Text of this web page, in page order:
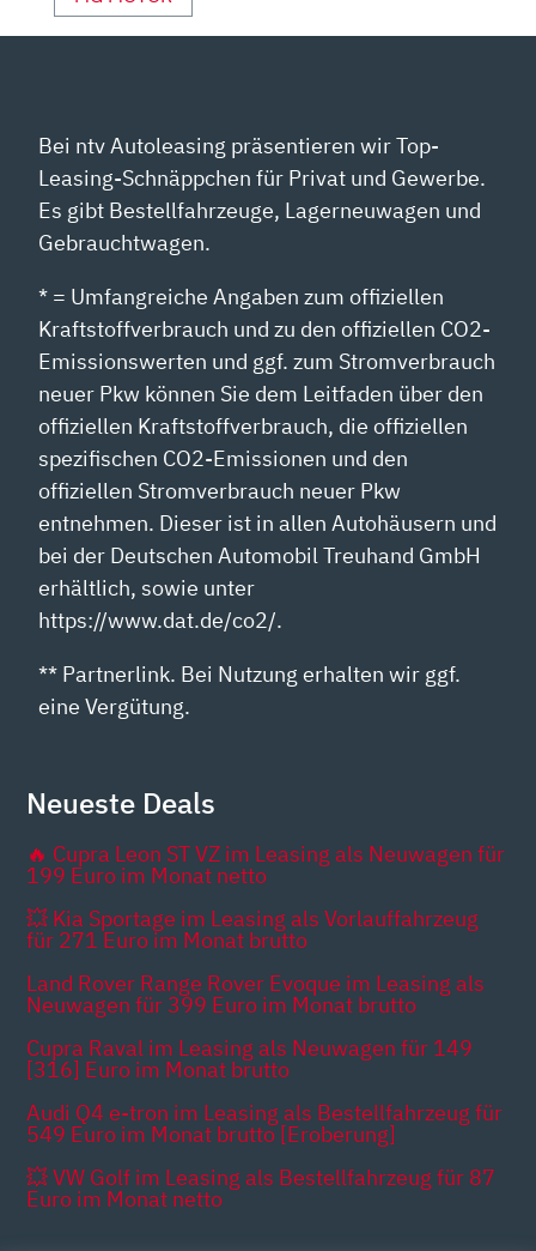
Bei ntv Autoleasing präsentieren wir Top-
Leasing-Schnäppchen für Privat und Gewerbe.
Es gibt Bestellfahrzeuge, Lagerneuwagen und
Gebrauchtwagen.
* = Umfangreiche Angaben zum offiziellen
Kraftstoffverbrauch und zu den offiziellen CO2-
Emissionswerten und ggf. zum Stromverbrauch
neuer Pkw können Sie dem Leitfaden über den
offiziellen Kraftstoffverbrauch, die offiziellen
spezifischen CO2-Emissionen und den
offiziellen Stromverbrauch neuer Pkw
entnehmen. Dieser ist in allen Autohäusern und
bei der Deutschen Automobil Treuhand GmbH
erhältlich, sowie unter
https://www.dat.de/co2/.
** Partnerlink. Bei Nutzung erhalten wir ggf.
eine Vergütung.
Neueste Deals
🔥 Cupra Leon ST VZ im Leasing als Neuwagen für
199 Euro im Monat netto
💥 Kia Sportage im Leasing als Vorlauffahrzeug
für 271 Euro im Monat brutto
Land Rover Range Rover Evoque im Leasing als
Neuwagen für 399 Euro im Monat brutto
Cupra Raval im Leasing als Neuwagen für 149
[316] Euro im Monat brutto
Audi Q4 e-tron im Leasing als Bestellfahrzeug für
549 Euro im Monat brutto [Eroberung]
💥 VW Golf im Leasing als Bestellfahrzeug für 87
Euro im Monat netto